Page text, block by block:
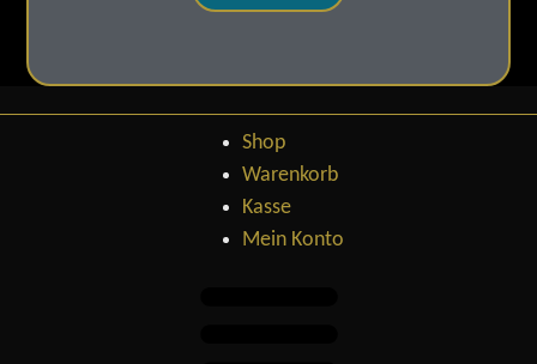
Shop
Warenkorb
Kasse
Mein Konto